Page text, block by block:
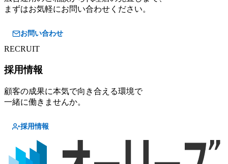
まずはお気軽にお問い合わせください。
お問い合わせ
RECRUIT
採用情報
顧客の成果に本気で向き合える環境で
一緒に働きませんか。
採用情報